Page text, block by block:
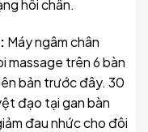
hôi chân.
Máy ngâm chân
massage trên 6 bàn
bản trước đây. 30
đạo tại gan bàn
đau nhức cho đôi